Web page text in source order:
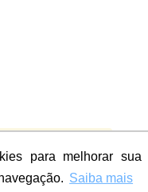
para melhorar sua
Saiba mais